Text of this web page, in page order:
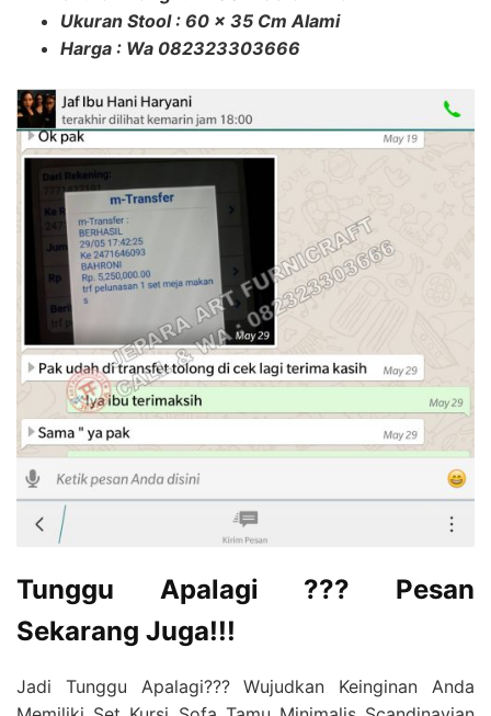
Ukuran Stool : 60 x 35 Cm Alami
Harga : Wa 082323303666
Tunggu Apalagi ??? Pesan
Sekarang Juga!!!
Jadi Tunggu Apalagi??? Wujudkan Keinginan Anda